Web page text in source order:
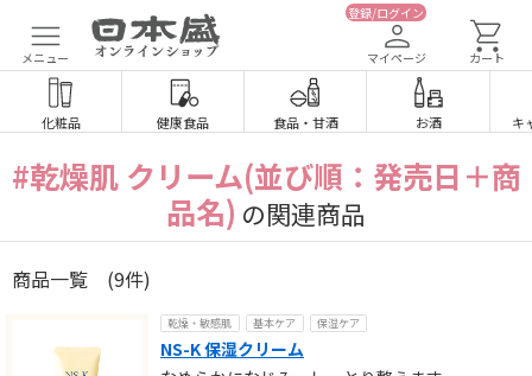
メニュー
登録/ログイン
マイページ カート
化粧品 健康食品 食品・ 甘酒 お酒 キ
#乾燥肌 クリーム(並び順：発売日＋商
品名) の関連商品
商品一覧 (9件)
乾燥・敏感肌 基本ケア 保湿ケア
NS-K 保湿クリーム